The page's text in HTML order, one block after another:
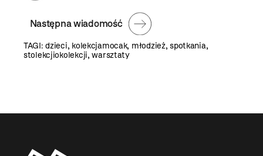
Następna wiadomość
TAGI:dzieci, kolekcjamocak, młodzież,spotkania,
stolekcjiokolekcji,warsztaty